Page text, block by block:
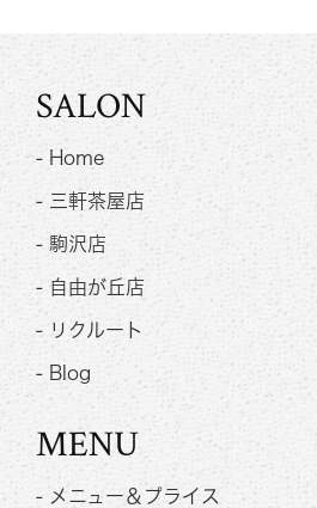
SALON
- Home
- 三軒茶屋店
- 駒沢店
- 自由が丘店
- リクルート
- Blog
MENU
- メニュー＆プライス